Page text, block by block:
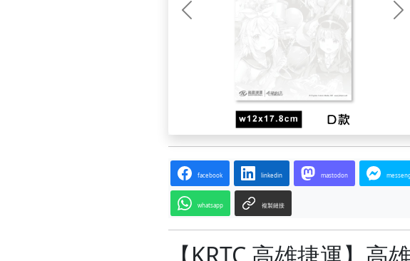
前一张
facebook linkedin mastodon
whatsapp 複製鏈接
【KRTC 高雄捷運】